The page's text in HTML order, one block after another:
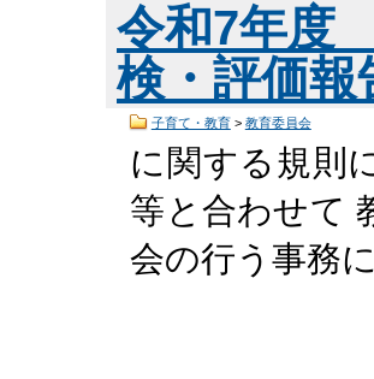
令和7年度
検・評価
子育て・教育> 教育委員会
に関する規則
等と合わせて
会の行う事務